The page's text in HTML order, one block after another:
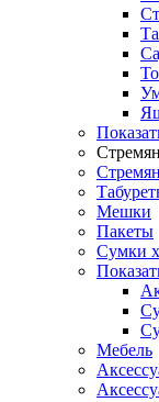
Мешки
Пакеты
Сумки
Мебель